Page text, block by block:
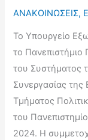
Διεθνών
του
Πανεπιστημίου
Πελοποννήσου,
7
Απριλίου
2025
ΑΝΑΚΟΙΝΩΣΕΙΣ,
Το Υπουργείο
το
του Συστήματος
Συνεργασίας της
Τμήματος
του
2024. Η